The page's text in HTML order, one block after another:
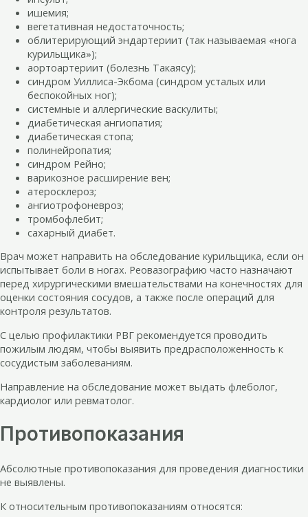
ишемия;
вегетативная недостаточность;
облитерирующий эндартериит (так называемая «нога
курильщика»);
аортоартериит (болезнь Такаясу);
синдром Уиллиса-Экбома (синдром усталых или
беспокойных ног);
системные и аллергические васкулиты;
диабетическая ангиопатия;
диабетическая стопа;
полинейропатия;
синдром Рейно;
варикозное расширение вен;
атеросклероз;
ангиотрофоневроз;
тромбофлебит;
сахарный диабет.
Врач может направить на обследование курильщика, если он
испытывает боли в ногах. Реовазографию часто назначают
перед хирургическими вмешательствами на конечностях для
оценки состояния сосудов, а также после операций для
контроля результатов.
С целью профилактики РВГ рекомендуется проводить
пожилым людям, чтобы выявить предрасположенность к
сосудистым заболеваниям.
Направление на обследование может выдать флеболог,
кардиолог или ревматолог.
Противопоказания
Абсолютные противопоказания для проведения диагностики
не выявлены.
К относительным противопоказаниям относятся: